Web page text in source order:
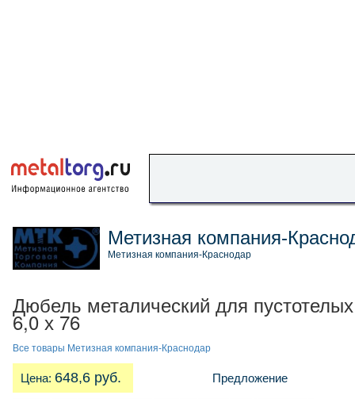
Метизная компания-
Метизная компания-Краснодар
Дюбель металический для
6,0 х 76
Все товары Метизная компания-Краснодар
Цена: 648,6 руб. Предложение